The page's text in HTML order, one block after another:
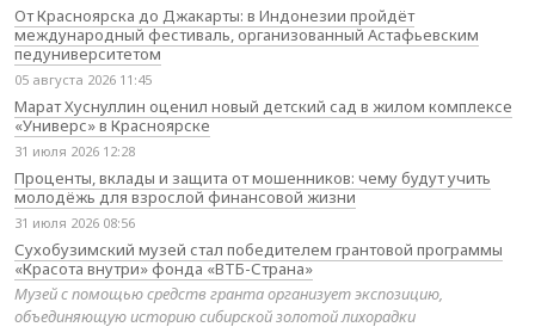
От Красноярска до Джакарты: в Индонезии пройдёт
международный фестиваль, организованный Астафьевским
педуниверситетом
05 августа 2026 11:45
Марат Хуснуллин оценил новый детский сад в жилом комплексе
«Универс» в Красноярске
31 июля 2026 12:28
Проценты, вклады и защита от мошенников: чему будут учить
молодёжь для взрослой финансовой жизни
31 июля 2026 08:56
Сухобузимский музей стал победителем грантовой программы
«Красота внутри» фонда «ВТБ-Страна»
Музей с помощью средств гранта организует экспозицию,
объединяющую историю сибирской золотой лихорадки